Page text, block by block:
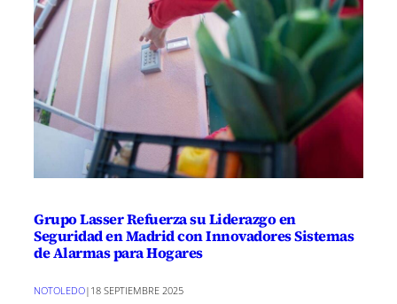
Grupo Lasser Refuerza su Liderazgo en
Seguridad en Madrid con Innovadores Sistemas
de Alarmas para Hogares
NOTOLEDO| 18 SEPTIEMBRE 2025